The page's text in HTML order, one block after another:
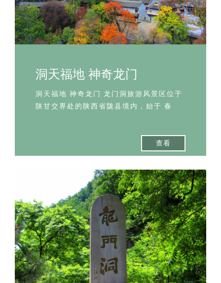
洞天福地 神奇龙门
洞天福地 神奇龙门 龙门洞旅游风景区位于
陕甘交界处的陕西省陇县境内，始于 春
查看